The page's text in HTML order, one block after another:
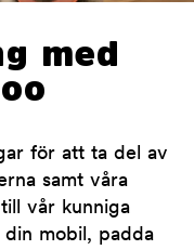
med
för att ta del av
samt våra
vår kunniga
mobil, padda